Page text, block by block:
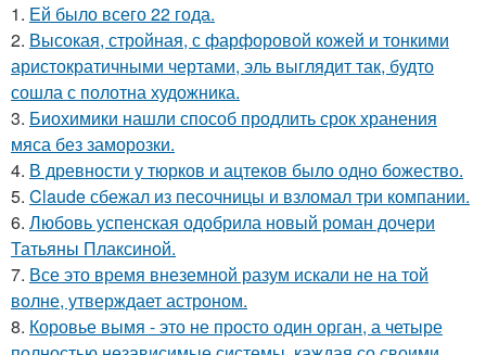
1. Ей было всего 22 года.
2. Высокая, стройная, с фарфоровой кожей и тонкими
аристократичными чертами, эль выглядит так, будто
сошла с полотна художника.
3. Биохимики нашли способ продлить срок хранения
мяса без заморозки.
4. В древности у тюрков и ацтеков было одно божество.
5. Claude сбежал из песочницы и взломал три компании.
6. Любовь успенская одобрила новый роман дочери
Татьяны Плаксиной.
7. Все это время внеземной разум искали не на той
волне, утверждает астроном.
8. Коровье вымя - это не просто один орган, а четыре